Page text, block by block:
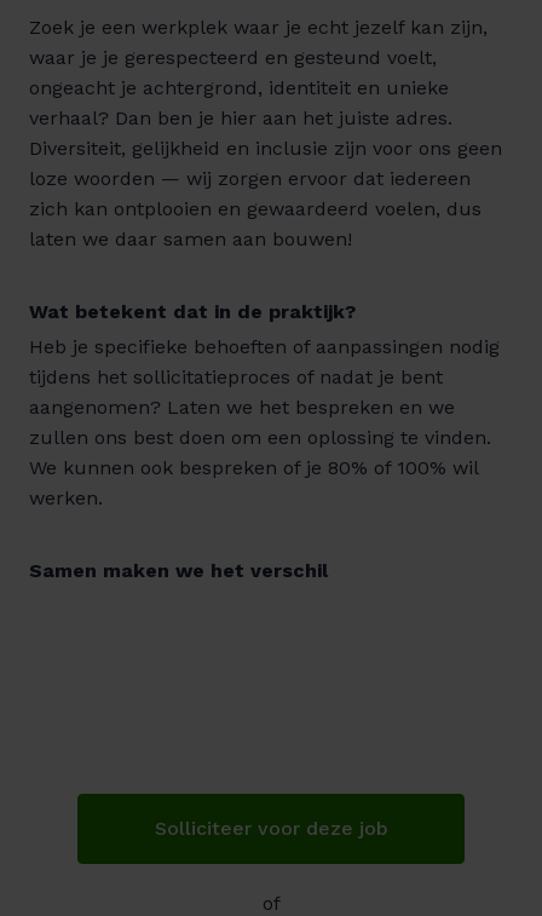
Zoek je een werkplek waar je echt jezelf kan zijn,
waar je je gerespecteerd en gesteund voelt,
ongeacht je achtergrond, identiteit en unieke
verhaal? Dan ben je hier aan het juiste adres.
Diversiteit, gelijkheid en inclusie zijn voor ons geen
loze woorden — wij zorgen ervoor dat iedereen
zich kan ontplooien en gewaardeerd voelen, dus
laten we daar samen aan bouwen!
Wat betekent dat in de praktijk?
Heb je specifieke behoeften of aanpassingen nodig
tijdens het sollicitatieproces of nadat je bent
aangenomen? Laten we het bespreken en we
zullen ons best doen om een oplossing te vinden.
We kunnen ook bespreken of je 80% of 100% wil
werken.
Samen maken we het verschil
Solliciteer voor deze job
of